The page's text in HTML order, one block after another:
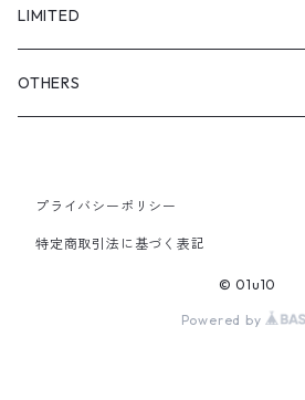
FULL DIVE
iCONOLOGY
TOPS
OUTER
SHOES & ACCESSORY
LIMITED
OTHERS
プライバシーポリシー
特定商取引法に基づく表記
© 01u10
Powered by